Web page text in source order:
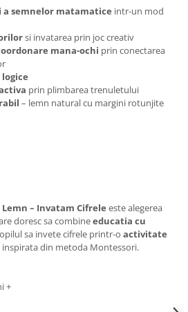
semnelor matamatice intr-un mod
si invatarea prin joc creativ
mana-ochi prin conectarea
prin plimbarea trenuletului
– lemn natural cu margini rotunjite
– Invatam Cifrele este alegerea
doresc sa combineeducatia cu
sa invete cifrele printr-o activitate
inspirata din metoda Montessori.
+